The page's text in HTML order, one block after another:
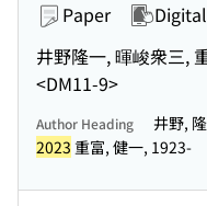
Paper Digital
井野隆一, 暉峻衆三,
<DM11-9>
Author Heading 井野,
2023 重富, 健一, 1923-